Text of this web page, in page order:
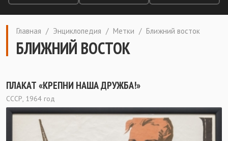
Главная / Энциклопедия / Метки / Ближний восток
БЛИЖНИЙ ВОСТОК
ПЛАКАТ «КРЕПНИ НАША ДРУЖБА!»
СССР, 1964 год